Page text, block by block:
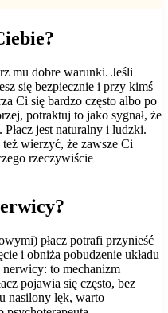
mu dobre warunki. Jeśli
się bezpiecznie i przy kimś
Ci się bardzo często albo po
potraktuj to jako sygnał, że
jest naturalny i ludzki.
wierzyć, że zawsze Ci
rzeczywiście
płacz potrafi przynieść
i obniża pobudzenie układu
to mechanizm
pojawia się często, bez
nasilony lęk, warto